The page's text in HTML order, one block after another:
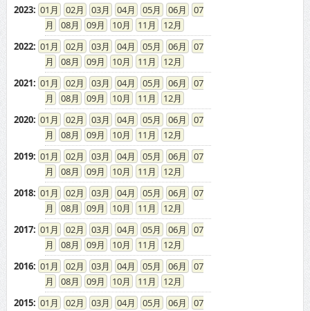
2023: 01 02 03 04 05 06
07
08
09 10 11
12
2022: 01 02 03 04 05 06
07
08
09 10 11
12
2021: 01 02 03 04 05 06
07
08
09 10 11
12
2020: 01 02 03 04 05 06
07
08
09 10 11
12
2019: 01 02 03 04 05 06
07
08
09 10 11
12
2018: 01 02 03 04 05 06
07
08
09 10 11
12
2017: 01 02 03 04 05 06
07
08
09 10 11
12
2016: 01 02 03 04 05 06
07
08
09 10 11
12
2015: 01 02 03 04 05 06
07